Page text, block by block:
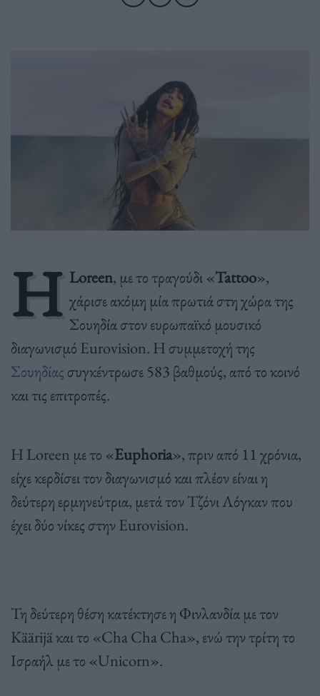
Η Loreen, με το τραγούδι «Tattoo»,
χάρισε ακόμη μία πρωτιά στη χώρα της
Σουηδία στον ευρωπαϊκό μουσικό
διαγωνισμό Eurovision. Η συμμετοχή της
Σουηδίας συγκέντρωσε 583 βαθμούς, από το κοινό
και τις επιτροπές.
Η Loreen με το «Euphoria», πριν από 11 χρόνια,
είχε κερδίσει τον διαγωνισμό και πλέον είναι η
δεύτερη ερμηνεύτρια, μετά τον Τζόνι Λόγκαν που
έχει δύο νίκες στην Eurovision.
Τη δεύτερη θέση κατέκτησε η Φινλανδία με τον
Käärijä και το «Cha Cha Cha», ενώ την τρίτη το
Ισραήλ με το «Unicorn».